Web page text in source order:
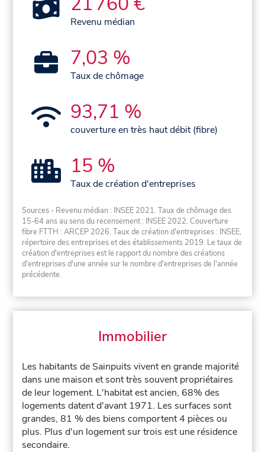
Revenu médian
7,03 %
Taux de chômage
93,71 %
couverture en très haut débit (fibre)
15 %
Taux de création d'entreprises
Sources - Revenu médian : INSEE 2021. Taux de chômage des
15-64 ans au sens du recensement : INSEE 2022. Couverture
fibre FTTH : ARCEP 2026. Taux de création d'entreprises : INSEE,
répertoire des entreprises et des établissements 2019. Le taux de
création d'entreprises est le rapport du nombre des créations
d'entreprises d'une année sur le nombre d'entreprises de l'année
précédente.
Immobilier
Les habitants de Sainpuits vivent en grande majorité
dans une maison et sont très souvent propriétaires
de leur logement. L'habitat est ancien, 68% des
logements datent d'avant 1971. Les surfaces sont
grandes, 81 % des biens comportent 4 pièces ou
plus. Plus d'un logement sur trois est une résidence
secondaire.